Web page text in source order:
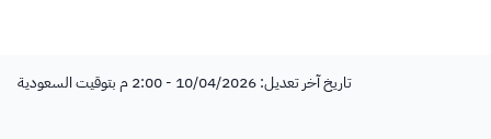
تاريخ آخر تعديل: 10/04/2026 - 2:00 م بتوقيت السعودية